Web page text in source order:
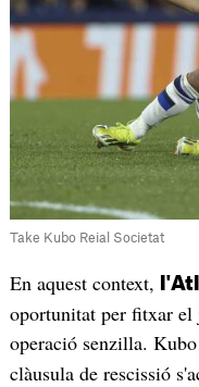
Take Kubo Reial Societat
En aquest context,
oportunitat per fitxar el
operació senzilla.
clàusula de rescissió